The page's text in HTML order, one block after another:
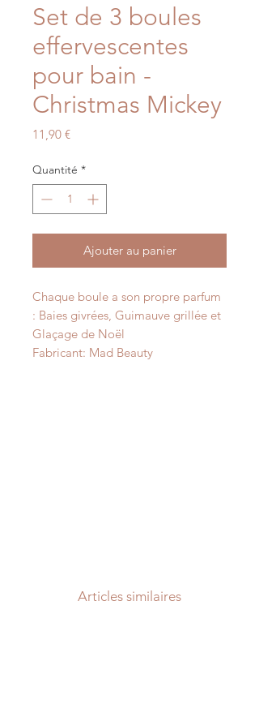
Set de 3 boules
effervescentes
pour bain -
Christmas Mickey
11,90 €Prix
Quantité *
Ajouter au panier
Chaque boule a son propre parfum
: Baies givrées, Guimauve grillée et
Glaçage de Noël
Fabricant: Mad Beauty
Articles similaires